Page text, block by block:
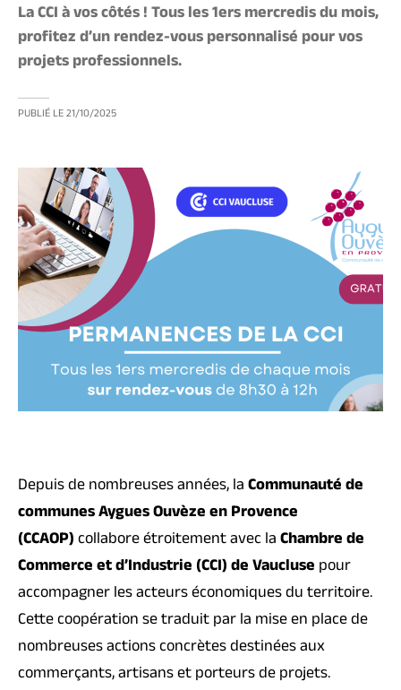
La CCI à vos côtés ! Tous les 1ers mercredis du mois,
profitez d’un rendez-vous personnalisé pour vos
projets professionnels.
PUBLIÉ LE21/10/2025
Depuis de nombreuses années, laCommunauté de
communes Aygues Ouvèze en Provence
(CCAOP)collabore étroitement avec laChambre de
Commerce et d’Industrie (CCI) de Vauclusepour
accompagner les acteurs économiques du territoire.
Cette coopération se traduit par la mise en place de
nombreuses actions concrètes destinées aux
commerçants, artisans et porteurs de projets.